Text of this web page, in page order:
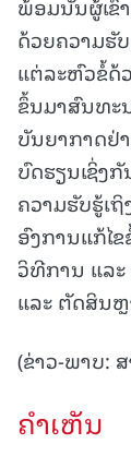
ດ້ວຍຄວາມຮັ
ແຕ່ລະຫົວຂໍ້ດ້
ຂຶ້ນມາສົນທະ
ບັນຍາກາດຢ່
ບົດຮຽນເຊິ່ງ
ຄວາມຮັບຮູ້ເ
ອົງການແກ້ໄ
ວິທີການ ແລະ
ແລະ ຕັດສິນ
(ຂ່າວ-ພາບ:
ຄໍາເຫັນ